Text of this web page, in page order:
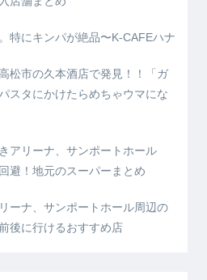
特にキンパが絶品〜K-CAFEハナ
松市の久本酒店で発見！！「ガ
スタにかけたらめちゃウマにな
アリーナ、サンポートホール
避！地元のスーパーまとめ
ーナ、サンポートホール周辺の
後に行けるおすすめ店